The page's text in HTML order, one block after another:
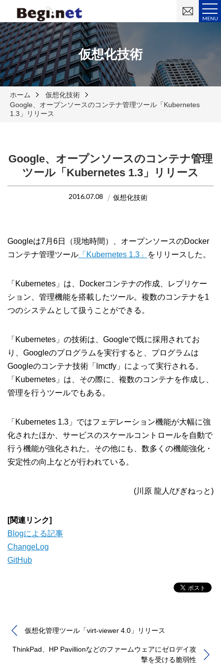
MENU
い
仮想化技術
ホーム
仮想化技術
Google、オープンソースのコンテナ管理ツール「Kubernetes
1.3」リリース
Google、オープンソースのコンテナ管理
ツール「Kubernetes 1.3」リリース
2016.07.08 仮想化技術
Googleは7月6日（現地時間）、オープンソースのDocker
コンテナ管理ツール 「Kubernetes 1.3」 をリリースした。
「Kubernetes」は、Dockerコンテナの作成、レプリケー
ション、管理機能を搭載したツール。複数のコンテナを1
つのシステムとして扱うことができる。
「Kubernetes」の技術は、Googleで既に採用されてお
り、Googleのプログラムを実行すると、プログラムは
Googleのコンテナ技術「lmctfy」によって実行される。
「Kubernetes」は、その際に、複数のコンテナを作成し、
管理を行うツールでもある。
「Kubernetes 1.3」ではフェデレーション機能が大幅に強
化されたほか、サービスのスケールコントロールを自動で
行う機能が強化された。その他にも、数多くの機能強化・
安定性の向上などが行われている。
(川原 龍人/びぎねっと)
[関連リンク]
Blogによる記事
ChangeLog
GitHub
仮想化管理ツール「virt-viewer 4.0」リリース
ThinkPad、HP Pavillionなどのファームウェアにゼロデイ攻
撃を受ける脆弱性